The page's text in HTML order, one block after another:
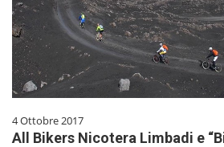
4 Ottobre 2017
All Bikers Nicotera Limbadi e